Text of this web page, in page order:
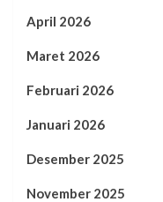
April 2026
Maret 2026
Februari 2026
Januari 2026
Desember 2025
November 2025